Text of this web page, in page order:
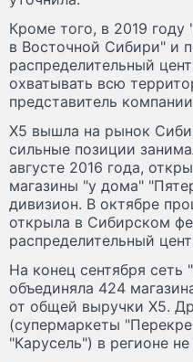
Кроме того, в 2019 году
в Восточной Сибири" и
распределительный
охватывать всю
представитель
Х5 вышла на рынок
сильные позиции
августе 2016 года,
магазины "у дома"
дивизион. В октябре
открыла в Сибирском
распределительный
На конец сентября
объединяла 424
от общей выручки Х5.
(супермаркеты
"Карусель") в регионе